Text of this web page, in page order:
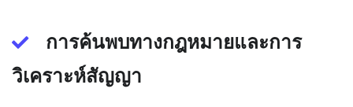
การค้นพบทางกฎหมายและการ
วิเคราะห์สัญญา